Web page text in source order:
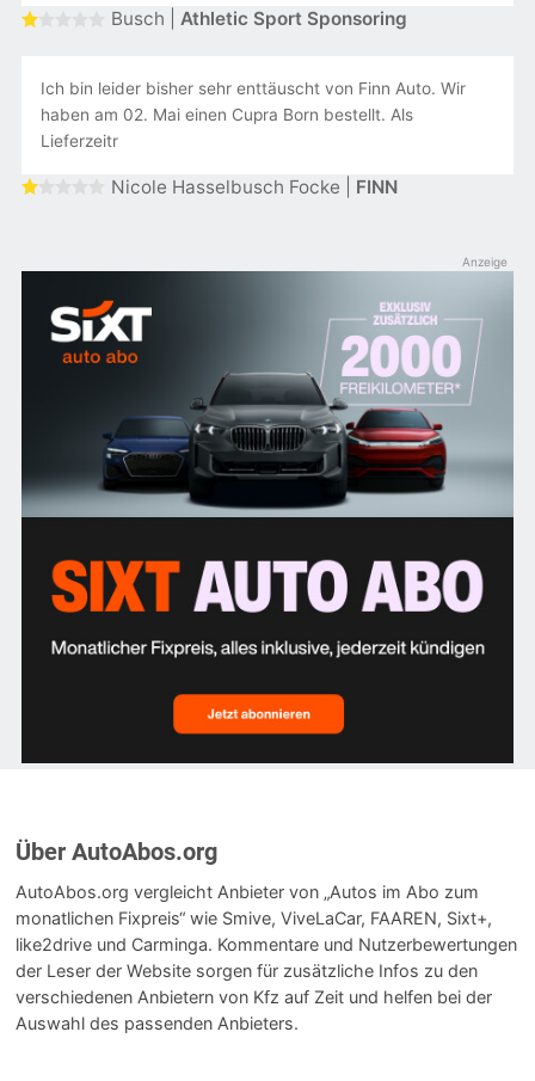
Busch | Athletic Sport Sponsoring
Ich bin leider bisher sehr enttäuscht von Finn Auto. Wir
haben am 02. Mai einen Cupra Born bestellt. Als
Lieferzeitr
Nicole Hasselbusch Focke | FINN
Über AutoAbos.org
AutoAbos.org vergleicht Anbieter von „Autos im Abo zum
monatlichen Fixpreis“ wie Smive, ViveLaCar, FAAREN, Sixt+,
like2drive und Carminga. Kommentare und Nutzerbewertungen
der Leser der Website sorgen für zusätzliche Infos zu den
verschiedenen Anbietern von Kfz auf Zeit und helfen bei der
Auswahl des passenden Anbieters.